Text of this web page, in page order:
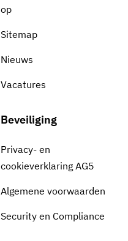
op
Sitemap
Nieuws
Vacatures
Beveiliging
Privacy- en
cookieverklaring AG5
Algemene voorwaarden
Security en Compliance